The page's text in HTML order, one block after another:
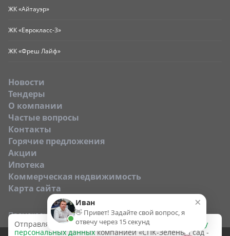
ЖК «Айтауэр»
ЖК «Еврокласс-3»
ЖК «Фреш Лайф»
Новости
Тендеры
O компании
Частые вопросы
Контакты
Горячие предложения
Акции
Ипотека
Коммерческая недвижимость
Карта сайта
Промокод:
Отправляя эту форму, вы даёте согласие на
обработку
персональных данныхкомпанией «СПК-Зеленый сад -
×
Иван
👋 Привет! Задайте свой вопрос, я
отвечу через 15 секунд